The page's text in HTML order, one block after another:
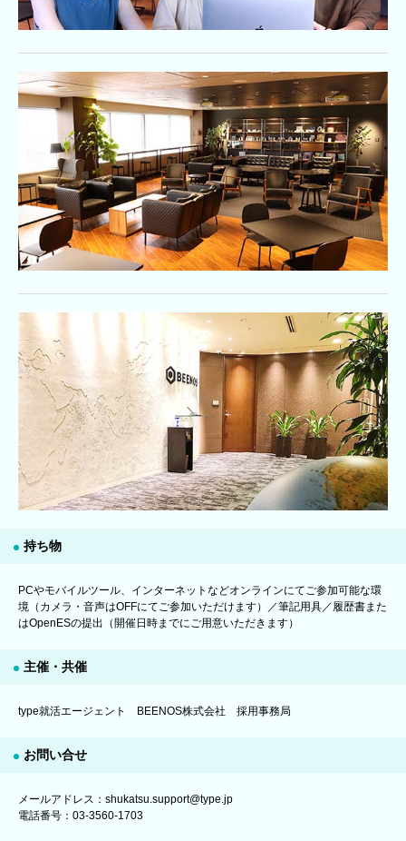
持ち物
PCやモバイルツール、インターネットなどオンラインにてご参加可能な環
境（カメラ・音声はOFFにてご参加いただけます）／筆記用具／履歴書また
はOpenESの提出（開催日時までにご用意いただきます）
主催・共催
type就活エージェント BEENOS株式会社 採用事務局
お問い合せ
メールアドレス：shukatsu.support@type.jp
電話番号：03-3560-1703